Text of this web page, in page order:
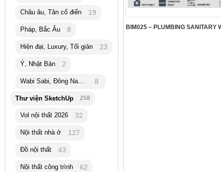
Châu âu, Tân cổ điển 19
Pháp, Bắc Âu 8
Hiện đại, Luxury, Tối giản 23
Ý, Nhật Bản 2
Wabi Sabi, Đông Nam Á 8
Thư viện SketchUp 258
Vol nội thất 2026 32
Nội thất nhà ở 127
Đồ nội thất 43
Nội thất công trình 62